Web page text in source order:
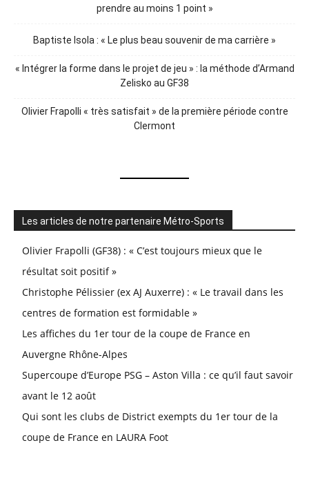
prendre au moins 1 point »
Baptiste Isola : « Le plus beau souvenir de ma carrière »
« Intégrer la forme dans le projet de jeu » : la méthode d’Armand
Zelisko au GF38
Olivier Frapolli « très satisfait » de la première période contre
Clermont
Les articles de notre partenaire Métro-Sports
Olivier Frapolli (GF38) : « C’est toujours mieux que le
résultat soit positif »
Christophe Pélissier (ex AJ Auxerre) : « Le travail dans les
centres de formation est formidable »
Les affiches du 1er tour de la coupe de France en
Auvergne Rhône-Alpes
Supercoupe d’Europe PSG – Aston Villa : ce qu’il faut savoir
avant le 12 août
Qui sont les clubs de District exempts du 1er tour de la
coupe de France en LAURA Foot